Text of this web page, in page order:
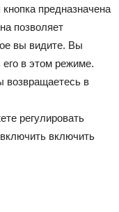
предназначена
позволяет
вы видите. Вы
в этом режиме.
возвращаетесь в
регулировать
включить